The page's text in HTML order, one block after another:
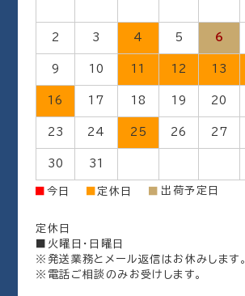
2 3 4 5 6
9 10 11 12 13
16 17 18 19 20
23 24 25 26 27
30 31
今日 定休日 出荷予定日
定休日
■火曜日・日曜日
※発送業務とメール返信はお休みします。
※電話ご相談のみお受けします。